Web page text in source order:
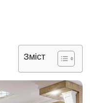
Зміст